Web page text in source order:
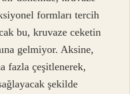
formları tercih
bu, kruvaze ceketin
gelmiyor. Aksine,
fazla çeşitlenerek,
şekilde